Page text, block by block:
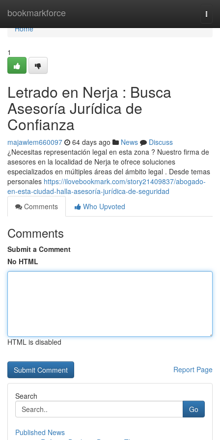
bookmarkforce
Home
Home
1
Letrado en Nerja : Busca
Asesoría Jurídica de
Confianza
majawlem660097 64 days ago News
Discuss
¿Necesitas representación legal en esta zona ? Nuestro firma de
asesores en la localidad de Nerja te ofrece soluciones
especializados en múltiples áreas del ámbito legal . Desde temas
personales https://ilovebookmark.com/story21409837/abogado-
en-esta-ciudad-halla-asesoría-jurídica-de-seguridad
Comments
Who Upvoted
Comments
Submit a Comment
No HTML
HTML is disabled
Report Page
Search
Go
Published News